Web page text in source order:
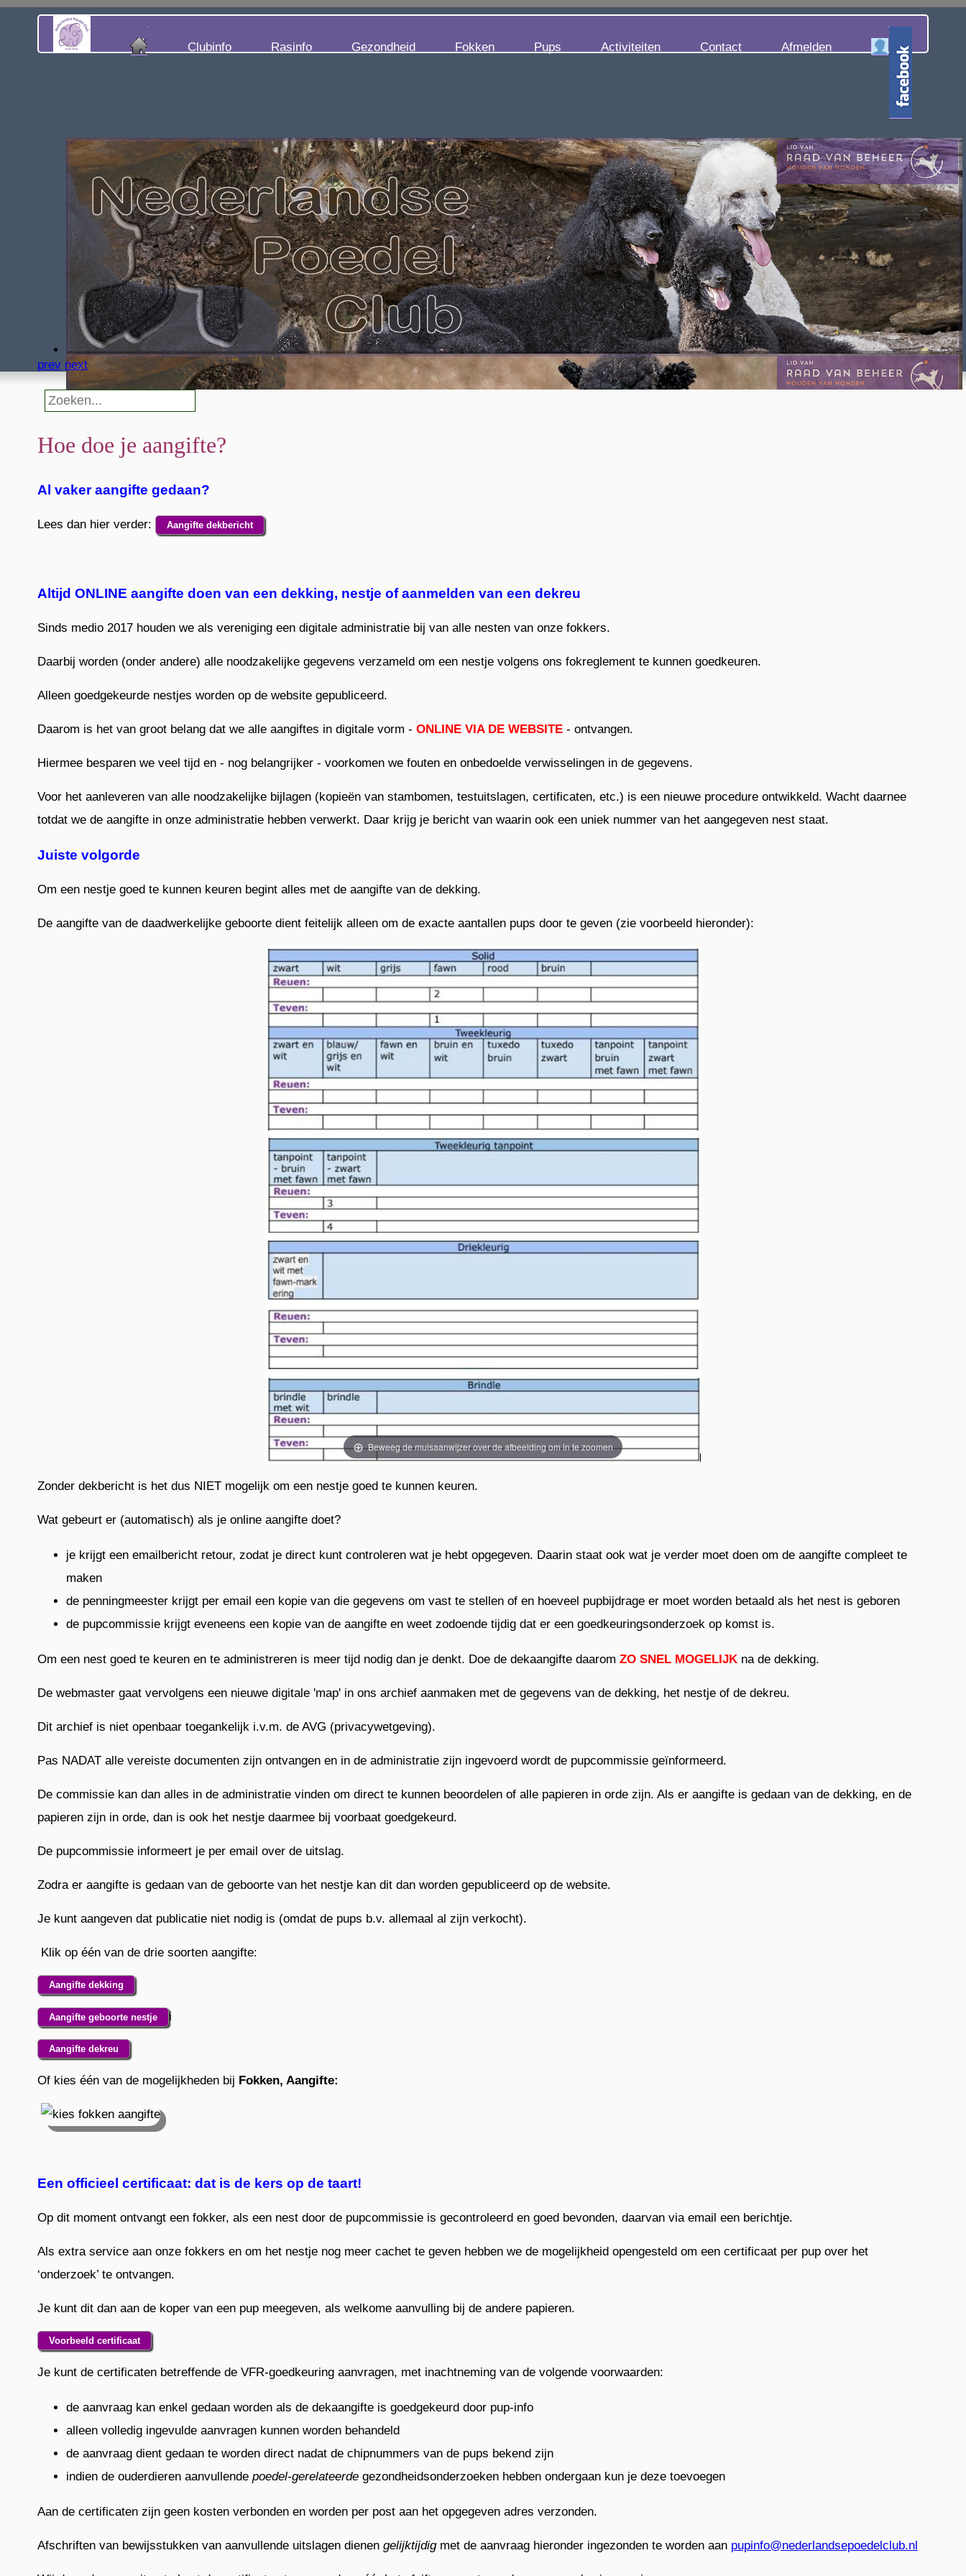
Clubinfo Rasinfo Gezondheid Fokken Pups Activiteiten Contact Afmelden
prev next
Hoe doe je aangifte?
Al vaker aangifte gedaan?
Lees dan hier verder: Aangifte dekbericht
Altijd ONLINE aangifte doen van een dekking, nestje of aanmelden van een dekreu
Sinds medio 2017 houden we als vereniging een digitale administratie bij van alle nesten van onze fokkers.
Daarbij worden (onder andere) alle noodzakelijke gegevens verzameld om een nestje volgens ons fokreglement te kunnen goedkeuren.
Alleen goedgekeurde nestjes worden op de website gepubliceerd.
Daarom is het van groot belang dat we alle aangiftes in digitale vorm - ONLINE VIA DE WEBSITE - ontvangen.
Hiermee besparen we veel tijd en - nog belangrijker - voorkomen we fouten en onbedoelde verwisselingen in de gegevens.
Voor het aanleveren van alle noodzakelijke bijlagen (kopieën van stambomen, testuitslagen, certificaten, etc.) is een nieuwe procedure ontwikkeld. Wacht daarnee
totdat we de aangifte in onze administratie hebben verwerkt. Daar krijg je bericht van waarin ook een uniek nummer van het aangegeven nest staat.
Juiste volgorde
Om een nestje goed te kunnen keuren begint alles met de aangifte van de dekking.
De aangifte van de daadwerkelijke geboorte dient feitelijk alleen om de exacte aantallen pups door te geven (zie voorbeeld hieronder):
Beweeg de muisaanwijzer over de afbeelding om in te zoomen
Zonder dekbericht is het dus NIET mogelijk om een nestje goed te kunnen keuren.
Wat gebeurt er (automatisch) als je online aangifte doet?
je krijgt een emailbericht retour, zodat je direct kunt controleren wat je hebt opgegeven. Daarin staat ook wat je verder moet doen om de aangifte compleet te
maken
de penningmeester krijgt per email een kopie van die gegevens om vast te stellen of en hoeveel pupbijdrage er moet worden betaald als het nest is geboren
de pupcommissie krijgt eveneens een kopie van de aangifte en weet zodoende tijdig dat er een goedkeuringsonderzoek op komst is.
Om een nest goed te keuren en te administreren is meer tijd nodig dan je denkt. Doe de dekaangifte daarom ZO SNEL MOGELIJK na de dekking.
De webmaster gaat vervolgens een nieuwe digitale 'map' in ons archief aanmaken met de gegevens van de dekking, het nestje of de dekreu.
Dit archief is niet openbaar toegankelijk i.v.m. de AVG (privacywetgeving).
Pas NADAT alle vereiste documenten zijn ontvangen en in de administratie zijn ingevoerd wordt de pupcommissie geïnformeerd.
De commissie kan dan alles in de administratie vinden om direct te kunnen beoordelen of alle papieren in orde zijn. Als er aangifte is gedaan van de dekking, en de
papieren zijn in orde, dan is ook het nestje daarmee bij voorbaat goedgekeurd.
De pupcommissie informeert je per email over de uitslag.
Zodra er aangifte is gedaan van de geboorte van het nestje kan dit dan worden gepubliceerd op de website.
Je kunt aangeven dat publicatie niet nodig is (omdat de pups b.v. allemaal al zijn verkocht).
Klik op één van de drie soorten aangifte:
Aangifte dekking
Aangifte geboorte nestje i
Aangifte dekreu
Of kies één van de mogelijkheden bij Fokken, Aangifte:
Een officieel certificaat: dat is de kers op de taart!
Op dit moment ontvangt een fokker, als een nest door de pupcommissie is gecontroleerd en goed bevonden, daarvan via email een berichtje.
Als extra service aan onze fokkers en om het nestje nog meer cachet te geven hebben we de mogelijkheid opengesteld om een certificaat per pup over het
‘onderzoek’ te ontvangen.
Je kunt dit dan aan de koper van een pup meegeven, als welkome aanvulling bij de andere papieren.
Voorbeeld certificaat
Je kunt de certificaten betreffende de VFR-goedkeuring aanvragen, met inachtneming van de volgende voorwaarden:
de aanvraag kan enkel gedaan worden als de dekaangifte is goedgekeurd door pup-info
alleen volledig ingevulde aanvragen kunnen worden behandeld
de aanvraag dient gedaan te worden direct nadat de chipnummers van de pups bekend zijn
indien de ouderdieren aanvullende poedel-gerelateerde gezondheidsonderzoeken hebben ondergaan kun je deze toevoegen
Aan de certificaten zijn geen kosten verbonden en worden per post aan het opgegeven adres verzonden.
Afschriften van bewijsstukken van aanvullende uitslagen dienen gelijktijdigmet de aanvraag hieronder ingezonden te worden aan pupinfo@nederlandsepoedelclub.nl